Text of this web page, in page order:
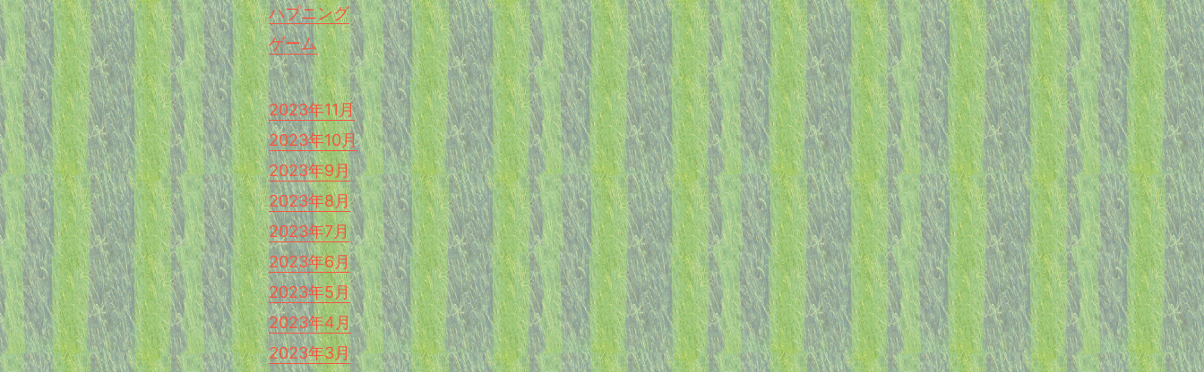
ハプニング
ゲーム
2023年11月
2023年10月
2023年9月
2023年8月
2023年7月
2023年6月
2023年5月
2023年4月
2023年3月